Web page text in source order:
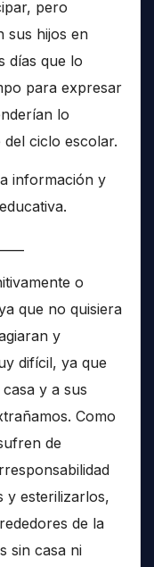
pero
sus hijos en
días que lo
para expresar
lo
ciclo escolar.
información y
o
que no quisiera
y
difícil, ya que
y a sus
Como
de
y esterilizarlos,
de la
sin casa ni